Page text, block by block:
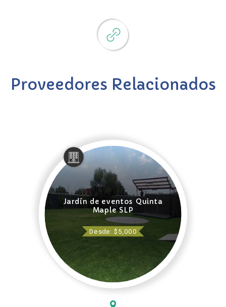
Proveedores Relacionados
Jardín de eventos Quinta
Maple SLP
Desde: $5,000